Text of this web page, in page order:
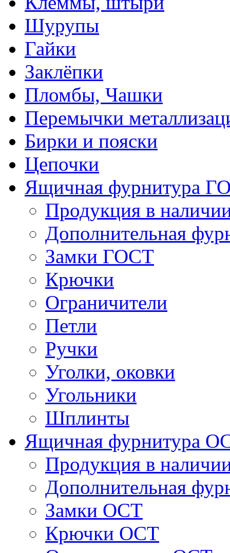
Шурупы
Гайки
Заклёпки
Пломбы, Чашки
Перемычки
Бирки и пояски
Цепочки
Ящичная фурнитура
Продукция в
Дополнительная
Замки ГОСТ
Крючки
Ограничители
Петли
Ручки
Уголки, оковки
Угольники
Шплинты
Ящичная фурнитура
Продукция в
Дополнительная
Замки ОСТ
Крючки ОСТ